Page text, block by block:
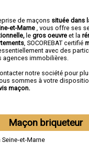
de maçons située dans
et-Marne
, vous offre ses
le gros oeuvre et la
, SOCOREBAT certifié
avec des
agences immobilières.
notre société pour
sommes à votre
maçon.
Maçon briqueteur